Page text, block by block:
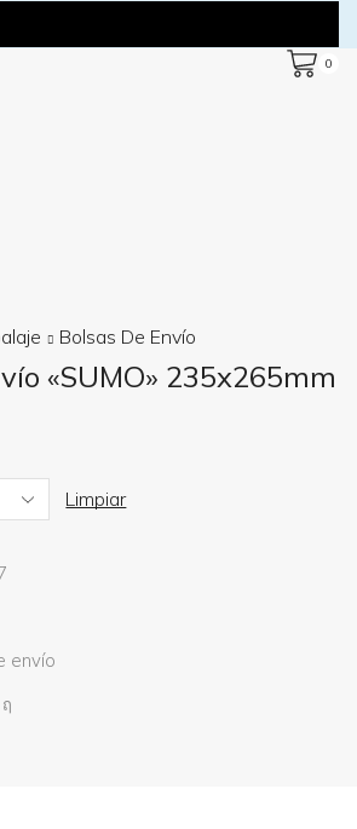
0
Bolsas De Envío
«SUMO» 235x265mm
€
€
Limpiar
envío